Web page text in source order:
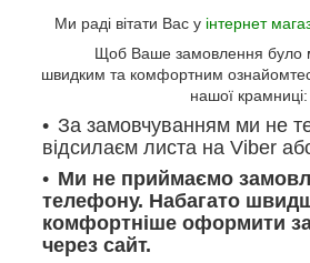
Ми раді вітати Вас у інтернет
Щоб Ваше замовлення було
швидким та комфортним
нашої крамниці:
За замовчуванням ми не
відсилаєм листа на Viber
Ми не приймаємо
телефону. Набагато
комфортніше оформити
через сайт.